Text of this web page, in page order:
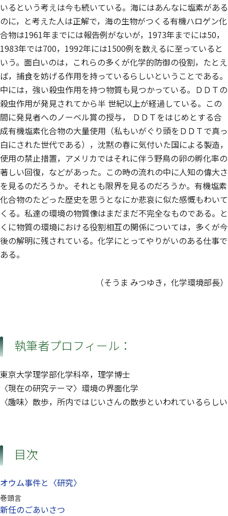
いるという考えは今も続いている。海にはあんなに塩素がある
のに，と考えた人は正解で，海の生物がつくる有機ハロゲン化
合物は1961年までには報告例がないが，1973年までには50，
1983年では700，1992年には1500例を数えるに至っていると
いう。面白いのは，これらの多くが化学的防御の役割，たとえ
ば，捕食を妨げる作用を持っているらしいということである。
中には，強い殺虫作用を持つ物質も見つかっている。ＤＤＴの
殺虫作用が発見されてから半 世紀以上が経過している。この
間に発見者へのノーベル賞の授与， ＤＤＴをはじめとする合
成有機塩素化合物の大量使用（私もいがぐり頭をＤＤＴで真っ
白にされた世代である），沈黙の春に気付いた国による製造，
使用の禁止措置，アメリカではそれに伴う野鳥の卵の孵化率の
著しい回復，などがあった。この時の流れの中に人知の偉大さ
を見るのだろうか。それとも限界を見るのだろうか。有機塩素
化合物のたどった歴史を思うとなにか悲哀に似た感慨もわいて
くる。私達の環境の物質像はまだまだ不完全なものである。と
くに物質の環境における役割相互の関係については，多くが今
後の解明に残されている。化学にとってやりがいのある仕事で
ある。
（そうま みつゆき，化学環境部長）
執筆者プロフィール：
東京大学理学部化学科卒，理学博士
〈現在の研究テーマ〉環境の界面化学
〈趣味〉散歩，所内ではじいさんの散歩といわれているらしい
目次
オウム事件と〈研究〉
巻頭言
新任のごあいさつ